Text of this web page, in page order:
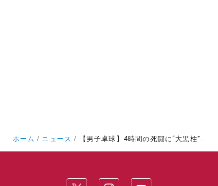
ホーム ニュース 【男子卓球】4時間の死闘に“大黒柱”の矜持を示す 春季リーグ４勝3敗で決着